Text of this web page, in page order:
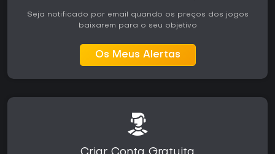
Seja notificado por email quando os preços dos jogos
baixarem para o seu objetivo
Os Meus Alertas